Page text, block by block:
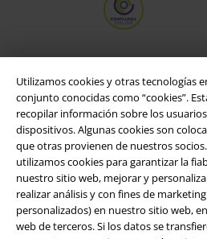
Utilizamos cookies y otras tecnologías
conjunto conocidas como “cookies”.
recopilar información sobre los
dispositivos. Algunas cookies son
que otras provienen de nuestros
utilizamos cookies para garantizar la
nuestro sitio web, mejorar y
realizar análisis y con fines de
personalizados) en nuestro sitio web,
web de terceros. Si los datos se
Legal
Términos y Condiciones